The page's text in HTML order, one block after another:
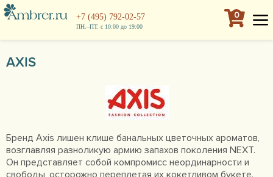
+7 (495) 792-02-57
ПН.–ПТ. с 10:00 до 19:00
0
AXIS
Бренд Axis лишен клише банальных цветочных ароматов,
возглавляя разноликую армию запахов поколения NEXT.
Он представляет собой компромисс неординарности и
свободы, осторожно переплетая их кокетливом букете.